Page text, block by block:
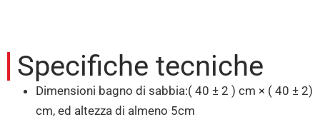
Specifiche tecniche
Dimensioni bagno di sabbia:( 40 ± 2 ) cm × ( 40 ± 2)
cm, ed altezza di almeno 5cm